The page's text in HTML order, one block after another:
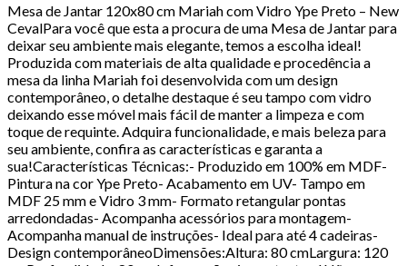
Mesa de Jantar 120x80 cm Mariah com Vidro Ype Preto – New
CevalPara você que esta a procura de uma Mesa de Jantar para
deixar seu ambiente mais elegante, temos a escolha ideal!
Produzida com materiais de alta qualidade e procedência a
mesa da linha Mariah foi desenvolvida com um design
contemporâneo, o detalhe destaque é seu tampo com vidro
deixando esse móvel mais fácil de manter a limpeza e com
toque de requinte. Adquira funcionalidade, e mais beleza para
seu ambiente, confira as características e garanta a
sua!Características Técnicas:- Produzido em 100% em MDF-
Pintura na cor Ype Preto- Acabamento em UV- Tampo em
MDF 25 mm e Vidro 3 mm- Formato retangular pontas
arredondadas- Acompanha acessórios para montagem-
Acompanha manual de instruções- Ideal para até 4 cadeiras-
Design contemporâneoDimensões:Altura: 80 cmLargura: 120